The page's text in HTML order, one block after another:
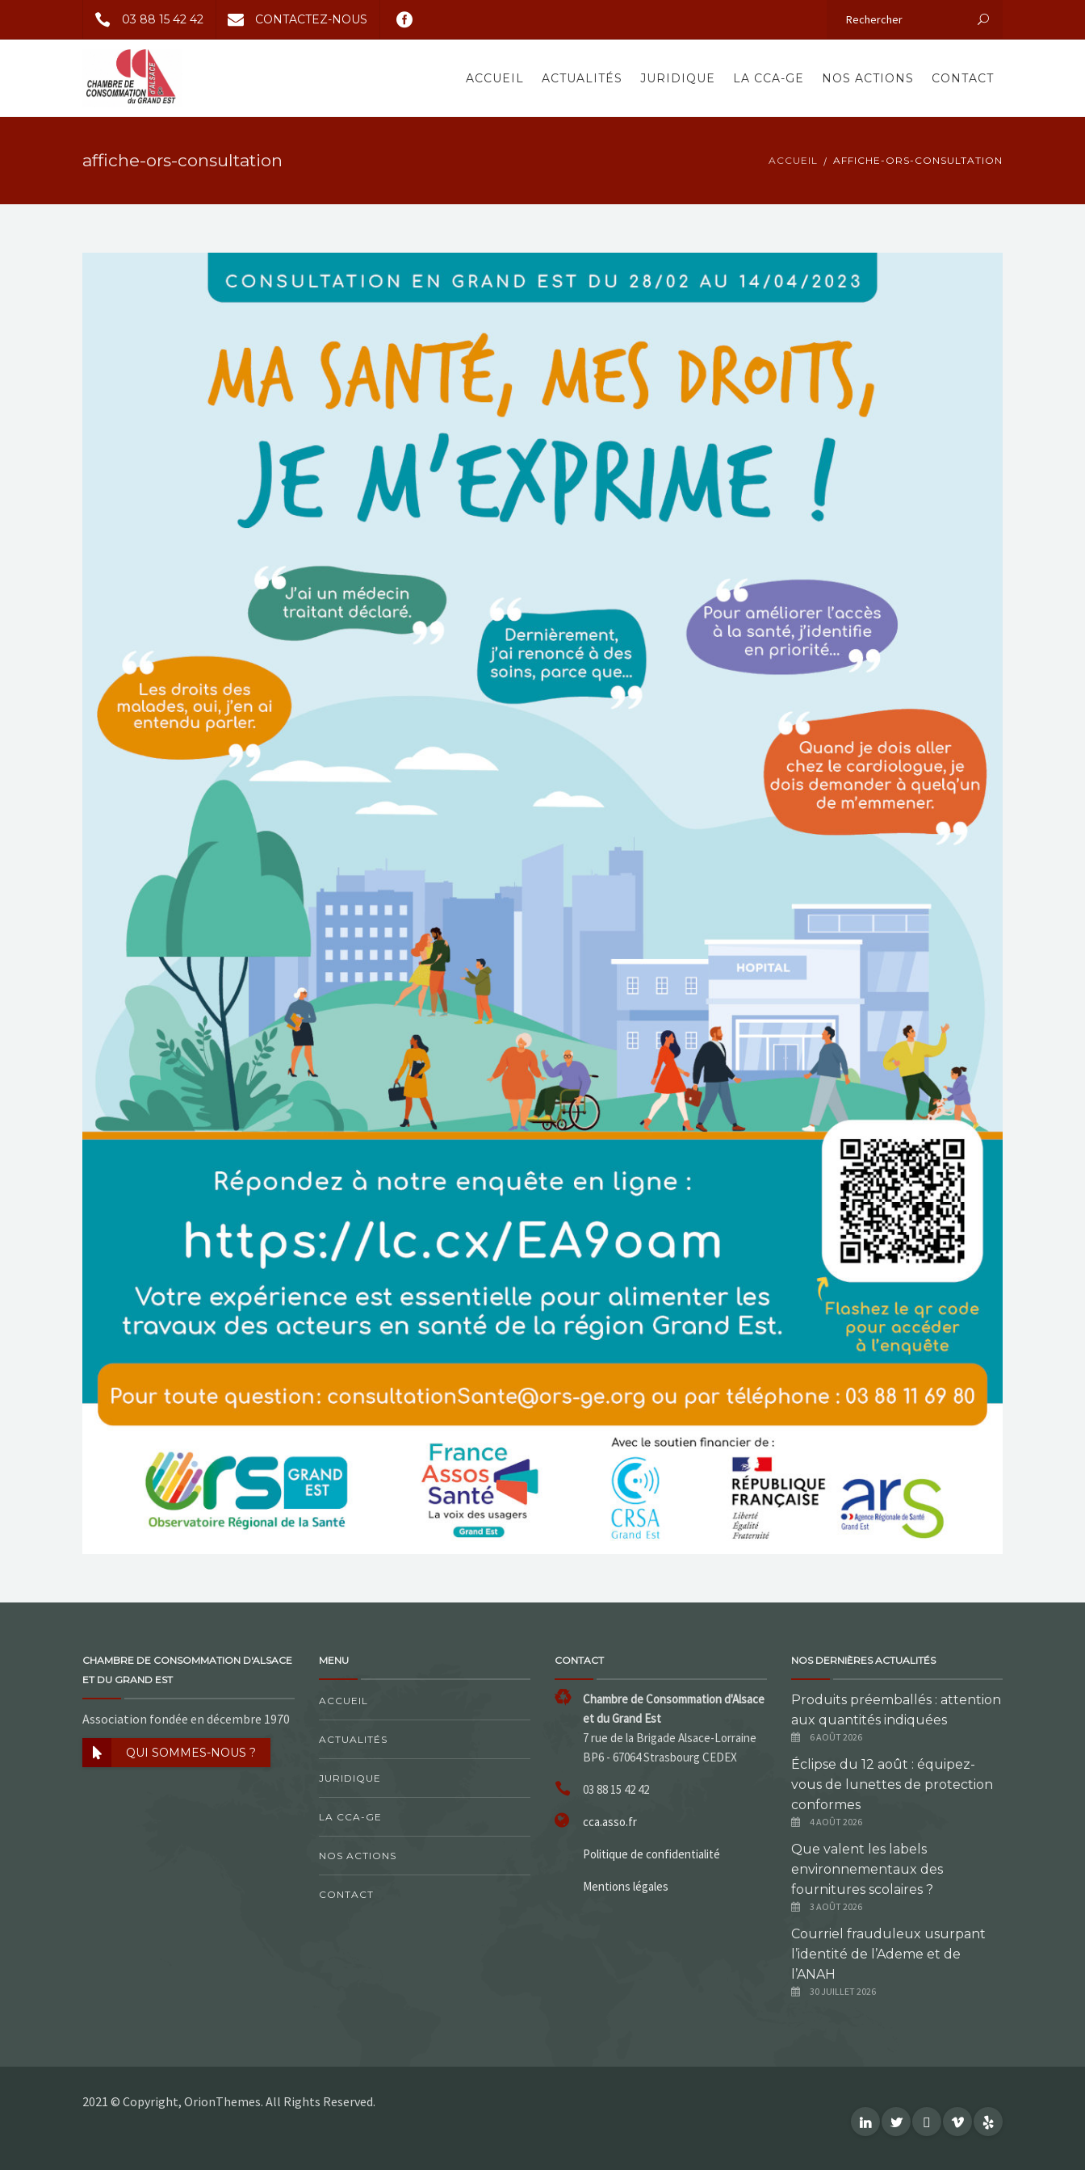
03 88 15 42 42 CONTACTEZ-NOUS
ACCUEIL ACTUALITÉS JURIDIQUE LA CCA-GE NOS ACTIONS CONTACT
affiche-ors-consultation ACCUEIL AFFICHE-ORS-CONSULTATION
CHAMBRE DE CONSOMMATION D'ALSACE
ET DU GRAND EST
Association fondée en décembre 1970
QUI SOMMES-NOUS ?
MENU
ACCUEIL
ACTUALITÉS
JURIDIQUE
LA CCA-GE
NOS ACTIONS
CONTACT
CONTACT
Chambre de Consommation d'Alsace
et du Grand Est
7 rue de la Brigade Alsace-Lorraine
BP6 - 67064 Strasbourg CEDEX
03 88 15 42 42
cca.asso.fr
Politique de confidentialité
Mentions légales
NOS DERNIÈRES ACTUALITÉS
Produits préemballés : attention
aux quantités indiquées
6 AOÛT 2026
Éclipse du 12 août : équipez-
vous de lunettes de protection
conformes
4 AOÛT 2026
Que valent les labels
environnementaux des
fournitures scolaires ?
3 AOÛT 2026
Courriel frauduleux usurpant
l’identité de l’Ademe et de
l’ANAH
30 JUILLET 2026
2021 © Copyright, OrionThemes. All Rights Reserved.